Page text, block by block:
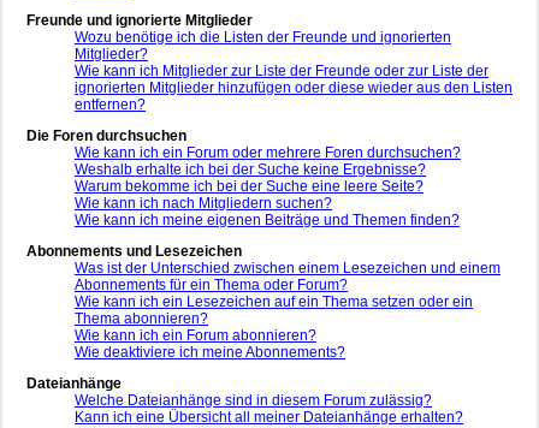
Freunde und ignorierte Mitglieder
Wozu benötige ich die Listen der Freunde und ignorierten
Mitglieder?
Wie kann ich Mitglieder zur Liste der Freunde oder zur Liste der
ignorierten Mitglieder hinzufügen oder diese wieder aus den Listen
entfernen?
Die Foren durchsuchen
Wie kann ich ein Forum oder mehrere Foren durchsuchen?
Weshalb erhalte ich bei der Suche keine Ergebnisse?
Warum bekomme ich bei der Suche eine leere Seite?
Wie kann ich nach Mitgliedern suchen?
Wie kann ich meine eigenen Beiträge und Themen finden?
Abonnements und Lesezeichen
Was ist der Unterschied zwischen einem Lesezeichen und einem
Abonnements für ein Thema oder Forum?
Wie kann ich ein Lesezeichen auf ein Thema setzen oder ein
Thema abonnieren?
Wie kann ich ein Forum abonnieren?
Wie deaktiviere ich meine Abonnements?
Dateianhänge
Welche Dateianhänge sind in diesem Forum zulässig?
Kann ich eine Übersicht all meiner Dateianhänge erhalten?